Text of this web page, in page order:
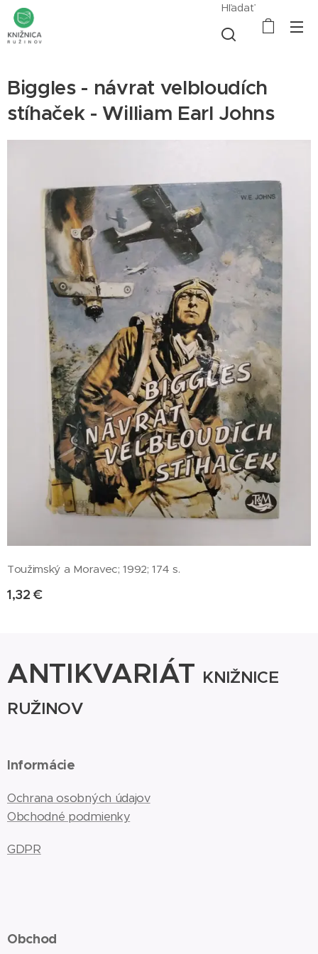
Hľadať
Biggles - návrat velbloudích
stíhaček - William Earl Johns
Toužimský a Moravec; 1992; 174 s.
1,32 €
ANTIKVARIÁT KNIŽNICE
RUŽINOV
Informácie
Ochrana osobných údajov
Obchodné podmienky
GDPR
Obchod